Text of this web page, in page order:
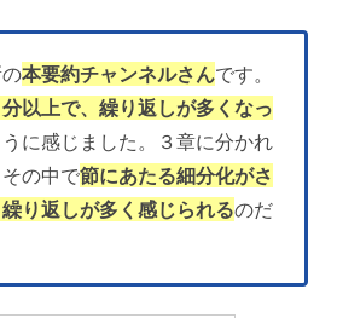
本要約チャンネルさんです。
分以上で、繰り返しが多くなっ
うに感じました。３章に分かれ
の中で節にあたる細分化がさ
り返しが多く感じられるのだ